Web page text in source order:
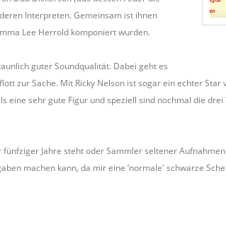
Interpreten. Gemeinsam ist ihnen
Lee Herrold komponiert wurden.
guter Soundqualität. Dabei geht es
zur Sache. Mit Ricky Nelson ist sogar ein echter
eine sehr gute Figur und speziell sind nochmal die
Jahre steht oder Sammler seltener
machen kann, da mir eine ’normale' schwarze